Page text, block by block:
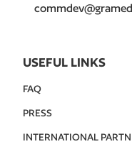
USEFUL LINKS
FAQ
PRESS
INTERNATIONAL